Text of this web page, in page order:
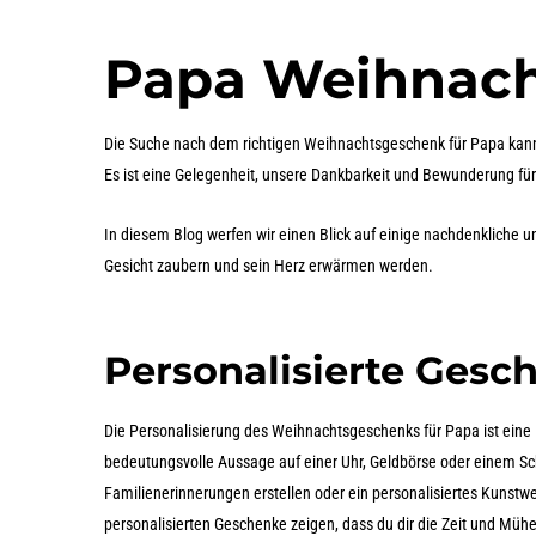
Papa
Die Suche nach dem richtigen Weihnachtsgeschenk für Papa
Es ist eine Gelegenheit, unsere Dankbarkeit und Bewunderung
In diesem Blog werfen wir einen Blick auf einige nachdenkliche
Gesicht zaubern und sein Herz erwärmen werden.
Personalisierte
Die Personalisierung des Weihnachtsgeschenks für Papa ist
bedeutungsvolle Aussage auf einer Uhr, Geldbörse oder einem
Familienerinnerungen erstellen oder ein personalisiertes
personalisierten Geschenke zeigen, dass du dir die Zeit und